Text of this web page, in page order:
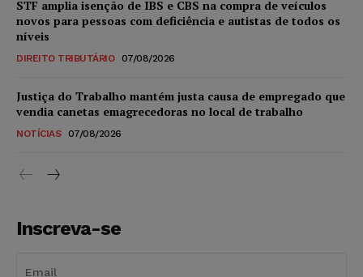
STF amplia isenção de IBS e CBS na compra de veículos
novos para pessoas com deficiência e autistas de todos os
níveis
DIREITO TRIBUTÁRIO 07/08/2026
Justiça do Trabalho mantém justa causa de empregado que
vendia canetas emagrecedoras no local de trabalho
NOTÍCIAS 07/08/2026
Inscreva-se